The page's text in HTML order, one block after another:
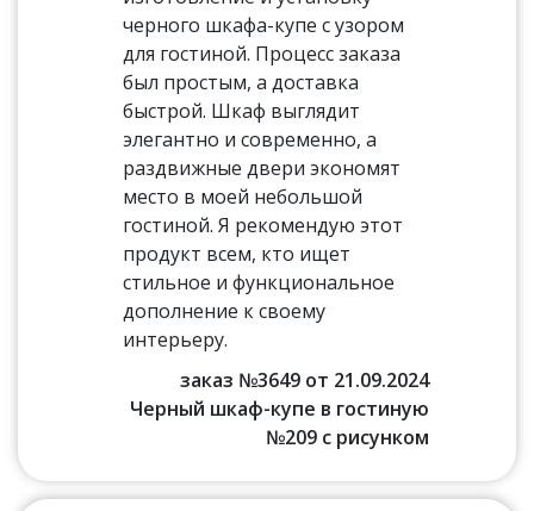
черного шкафа-купе с узором
для гостиной. Процесс заказа
был простым, а доставка
быстрой. Шкаф выглядит
элегантно и современно, а
раздвижные двери экономят
место в моей небольшой
гостиной. Я рекомендую этот
продукт всем, кто ищет
стильное и функциональное
дополнение к своему
интерьеру.
заказ №3649 от 21.09.2024
Черный шкаф-купе в гостиную
№209 с рисунком